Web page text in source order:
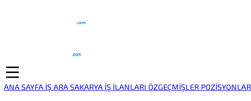
ANA SAYFA İŞ ARA SAKARYA İŞ İLANLARI ÖZGEÇMİŞLER POZİSYONLAR